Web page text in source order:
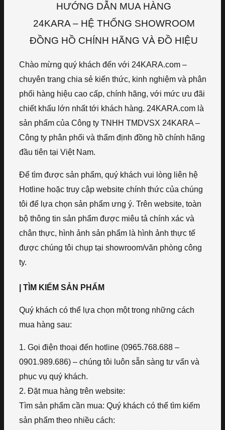
HƯỚNG DẪN MUA HÀNG
24KARA – HỆ THỐNG SHOWROOM
ĐỒNG HỒ CHÍNH HÃNG VÀ ĐỒ HIỆU
Chào mừng quý khách đến với 24KARA.com –
chuyên trang chia sẻ kiến thức, kinh nghiệm và phân
phối hàng hiệu cao cấp, chính hãng, với mức ưu đãi
chiết khấu lớn nhất tới khách hàng. 24KARA.com là
sản phẩm của Công ty TNHH TMDVSX 24KARA –
Công ty phân phối và thẩm định đồng hồ chính hãng
đầu tiên tại Việt Nam.
Để tìm được sản phẩm, quý khách vui lòng liên hệ
Hotline hoặc truy cập website chính thức của chúng
tôi để lựa chọn sản phẩm ưng ý. Trên website, toàn
bộ thông tin sản phẩm được miêu tả chính xác và
chân thực, hình ảnh sản phẩm là hình ảnh thực tế
được chúng tôi chụp tại showroom/văn phòng công
ty.
| TÌM KIẾM SẢN PHẨM
Quý khách có thể lựa chọn một trong những cách
mua hàng sau:
1. Gọi điện thoại đến hotline (0965.768.688 –
0901.989.686) – chúng tôi luôn sẵn sàng tư vấn và
phục vụ quý khách.
2. Đặt mua hàng trên website:
Tìm sản phẩm cần mua: Quý khách có thể tìm kiếm
sản phẩm theo nhiều cách: